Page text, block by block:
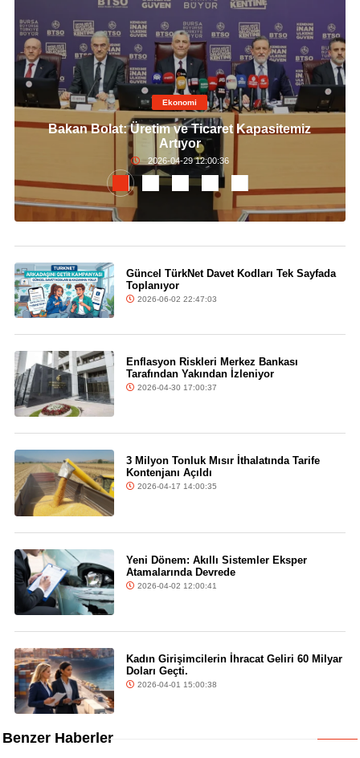
Ekonomi
Bakan Bolat: Üretim ve Ticaret Kapasitemiz
Artıyor
2026-04-29 12:00:36
Güncel TürkNet Davet Kodları Tek Sayfada
Toplanıyor
2026-06-02 22:47:03
Enflasyon Riskleri Merkez Bankası
Tarafından Yakından İzleniyor
2026-04-30 17:00:37
3 Milyon Tonluk Mısır İthalatında Tarife
Kontenjanı Açıldı
2026-04-17 14:00:35
Yeni Dönem: Akıllı Sistemler Eksper
Atamalarında Devrede
2026-04-02 12:00:41
Kadın Girişimcilerin İhracat Geliri 60 Milyar
Doları Geçti.
2026-04-01 15:00:38
Benzer Haberler